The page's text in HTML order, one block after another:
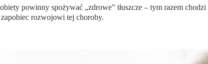
powinny spożywać „zdrowe” tłuszcze – tym razem
rozwojowi tej choroby.